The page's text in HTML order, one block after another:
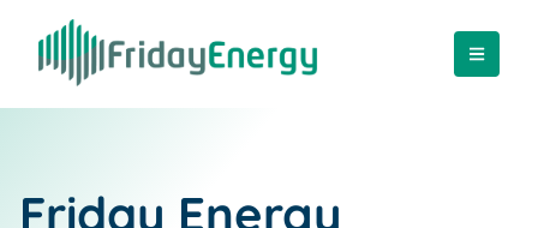
Friday Energy